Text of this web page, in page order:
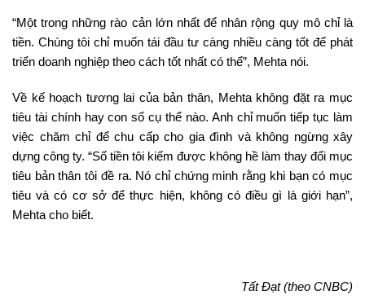
“Một trong những rào cản lớn nhất để nhân rộng quy mô chỉ là
tiền. Chúng tôi chỉ muốn tái đầu tư càng nhiều càng tốt để phát
triển doanh nghiệp theo cách tốt nhất có thể”, Mehta nói.
Về kế hoạch tương lai của bản thân, Mehta không đặt ra mục
tiêu tài chính hay con số cụ thể nào. Anh chỉ muốn tiếp tục làm
việc chăm chỉ để chu cấp cho gia đình và không ngừng xây
dựng công ty. “Số tiền tôi kiếm được không hề làm thay đổi mục
tiêu bản thân tôi đề ra. Nó chỉ chứng minh rằng khi bạn có mục
tiêu và có cơ sở để thực hiện, không có điều gì là giới hạn”,
Mehta cho biết.
Tất Đạt (theo CNBC)